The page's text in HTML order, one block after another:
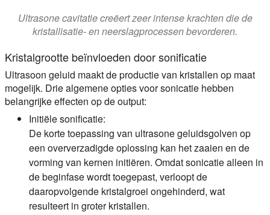
Ultrasone cavitatie creëert zeer intense krachten die de
kristallisatie- en neerslagprocessen bevorderen.
Kristalgrootte beïnvloeden door sonificatie
Ultrasoon geluid maakt de productie van kristallen op maat
mogelijk. Drie algemene opties voor sonicatie hebben
belangrijke effecten op de output:
Initiële sonificatie:
De korte toepassing van ultrasone geluidsgolven op
een oververzadigde oplossing kan het zaaien en de
vorming van kernen initiëren. Omdat sonicatie alleen in
de beginfase wordt toegepast, verloopt de
daaropvolgende kristalgroei ongehinderd, wat
resulteert in groterkristallen.